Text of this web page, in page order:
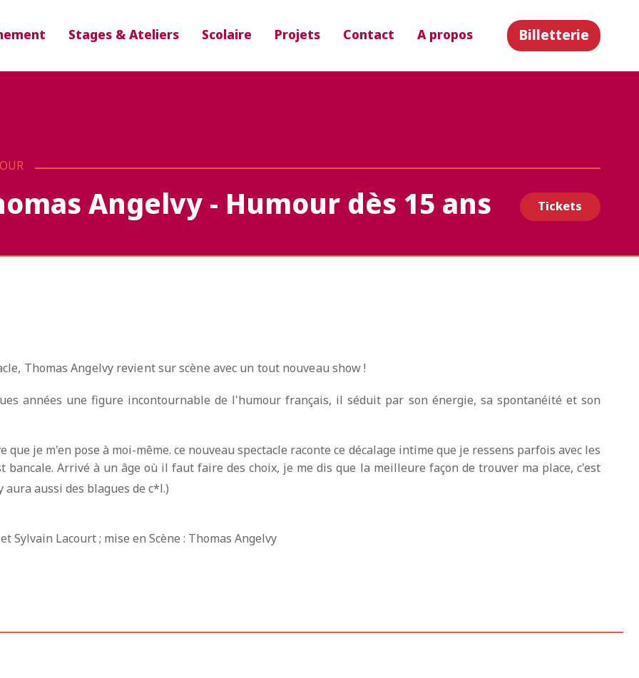
Billetterie
Stages & Ateliers Scolaire Projets Contact A propos
Angelvy - Humour dès 15 ans Tickets
Thomas Angelvy revient sur scène avec un tout nouveau show !
années une figure incontournable de l'humour français, il séduit par son énergie, sa spontanéité et son
je m'en pose à moi-même. ce nouveau spectacle raconte ce décalage intime que je ressens parfois avec les
Arrivé à un âge où il faut faire des choix, je me dis que la meilleure façon de trouver ma place, c'est
aussi des blagues de c*l.)
Sylvain Lacourt ; mise en Scène : Thomas Angelvy